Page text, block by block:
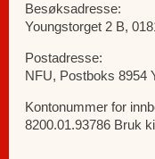
Besøksadresse:
Youngstorget 2 B,
Postadresse:
NFU, Postboks 8954
Kontonummer for
8200.01.93786 Bruk